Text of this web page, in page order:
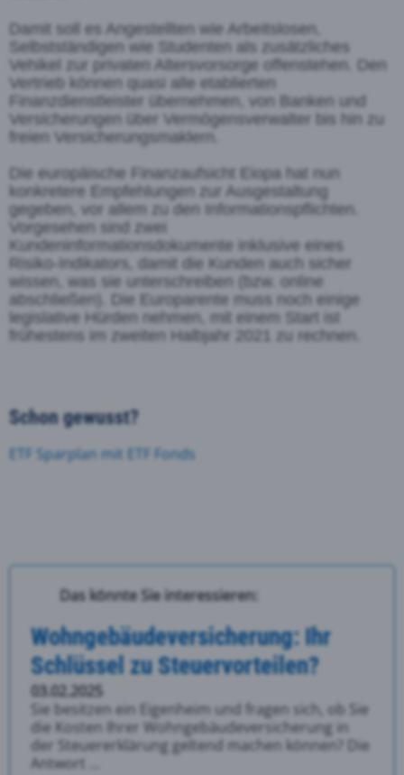
Damit soll es Angestellten wie Arbeitslosen,
Selbstständigen wie Studenten als zusätzliches
Vehikel zur privaten Altersvorsorge offenstehen.
Den
Vertrieb können quasi alle etablierten
Finanzdienstleister übernehmen, von Banken und
Versicherungen über Vermögensverwalter bis hin zu
freien Versicherungsmaklern.
Die europäische
Finanzaufsicht Eiopa hat nun
konkretere Empfehlungen zur Ausgestaltung
gegeben, vor allem zu den Informationspflichten.
Vorgesehen sind zwei
Kundeninformationsdokumente inklusive eines
Risiko-Indikators, damit die Kunden auch sicher
wissen, was sie unterschreiben (bzw. online
abschließen). Die Europarente muss noch einige
legislative Hürden nehmen, mit einem Start ist
frühestens im zweiten Halbjahr 2021 zu rechnen.
Schon gewusst?
ETF Sparplan mit ETF Fonds
Das könnte Sie interessieren:
Wohngebäudeversicherung: Ihr
Schlüssel zu Steuervorteilen?
03.02.2025
Sie besitzen ein Eigenheim und fragen sich, ob Sie
die Kosten Ihrer Wohngebäudeversicherung in
der Steuererklärung geltend machen können? Die
Antwort ...